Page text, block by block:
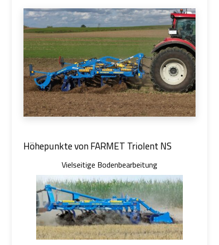
Höhepunkte von FARMET Triolent NS
Vielseitige Bodenbearbeitung